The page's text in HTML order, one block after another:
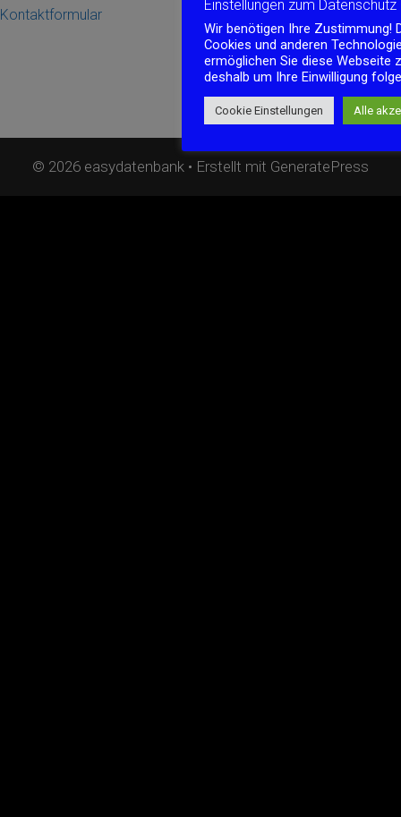
Kontaktformular
© 2026 easydatenbank • Erstellt mit GeneratePress
Einstellungen zum Datenschutz
Wir benötigen Ihre Zustimmung!
Cookies und anderen
ermöglichen Sie diese Webseite
deshalb um Ihre Einwilligung
Cookie Einstellungen Alle